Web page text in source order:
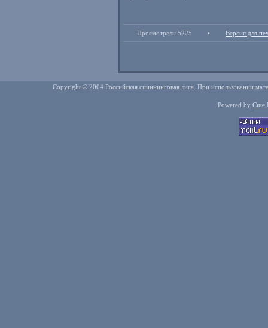
Просмотрели 5225 • Версия для
Copyright © 2004 Российская спиннинговая лига. При использовании
Powered by Cute